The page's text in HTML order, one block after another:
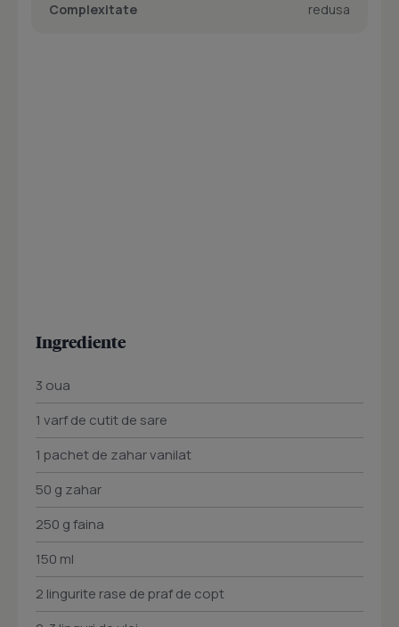
Complexitate
redusa
Ingrediente
3 oua
1 varf de cutit de sare
1 pachet de zahar vanilat
50 g zahar
250 g faina
150 ml
2 lingurite rase de praf de copt